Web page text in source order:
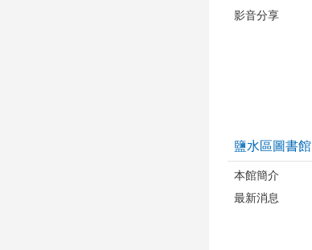
影音分享
鹽水區圖書館
本館簡介
最新消息